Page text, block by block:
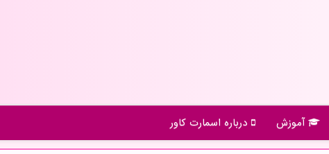
آموزش درباره اسمارت كاور